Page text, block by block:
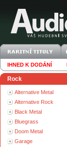
IHNED K DODÁNÍ
Rock
Alternative Metal
Alternative Rock
Black Metal
Bluegrass
Doom Metal
Garage